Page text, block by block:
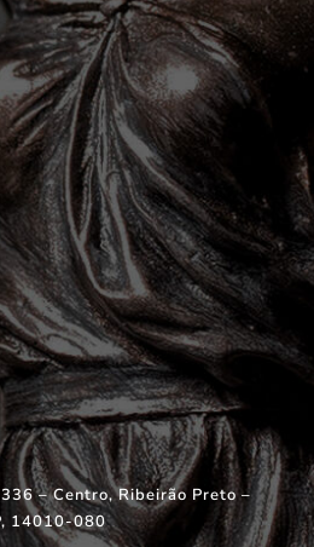
– Centro, Ribeirão Preto –
14010-080